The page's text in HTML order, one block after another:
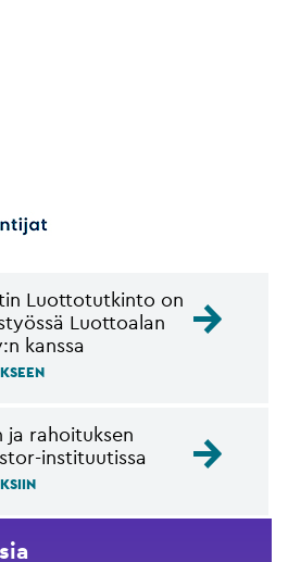
Luottotutkinto on
Luottoalan
kanssa
ja rahoituksen
instituutissa